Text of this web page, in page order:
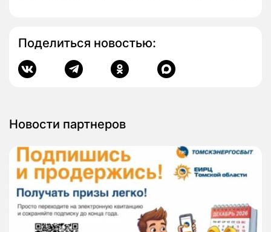
Поделиться новостью:
Новости партнеров